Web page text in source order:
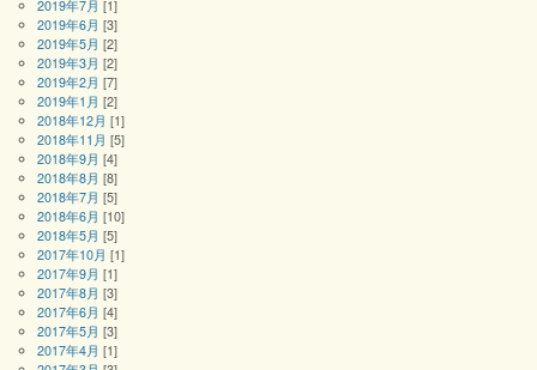
2019年7月 [1]
2019年6月 [3]
2019年5月 [2]
2019年3月 [2]
2019年2月 [7]
2019年1月 [2]
2018年12月 [1]
2018年11月 [5]
2018年9月 [4]
2018年8月 [8]
2018年7月 [5]
2018年6月 [10]
2018年5月 [5]
2017年10月 [1]
2017年9月 [1]
2017年8月 [3]
2017年6月 [4]
2017年5月 [3]
2017年4月 [1]